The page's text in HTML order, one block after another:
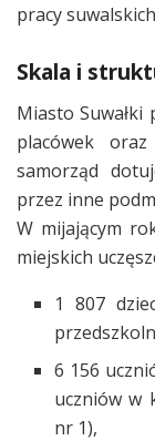
pracy
Skala i
Miasto Suwałki
placówek
samorząd
przez inne
W mijającym
miejskich
1 807
6 156
uczniów w
nr 1),